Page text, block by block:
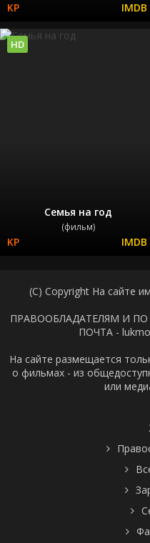
Семья на год
(фильм)
HD
(C) Copyright На сайте
ПРАВООБЛАДАТЕЛЯМ И
ПОЧТА -
На сайте размещается
о фильмах - из
или